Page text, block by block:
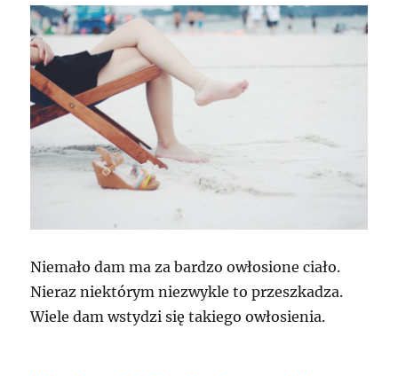
Niemało dam ma za bardzo owłosione ciało.
Nieraz niektórym niezwykle to przeszkadza.
Wiele dam wstydzi się takiego owłosienia.